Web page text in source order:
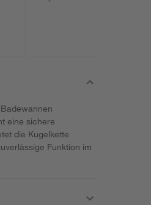
eine sichere
die Kugelkette
Funktion im